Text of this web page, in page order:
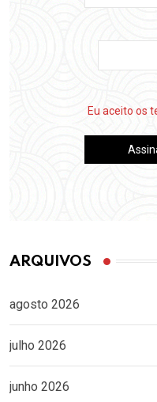
Eu aceito os
ARQUIVOS
agosto 2026
julho 2026
junho 2026